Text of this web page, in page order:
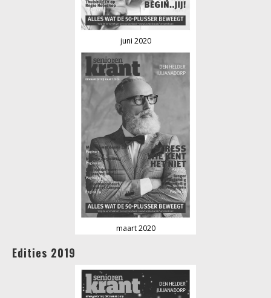
juni 2020
maart 2020
Edities 2019